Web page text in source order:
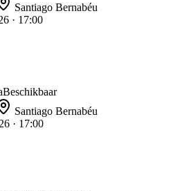
Santiago Bernabéu
· 17:00
Beschikbaar
Santiago Bernabéu
· 17:00